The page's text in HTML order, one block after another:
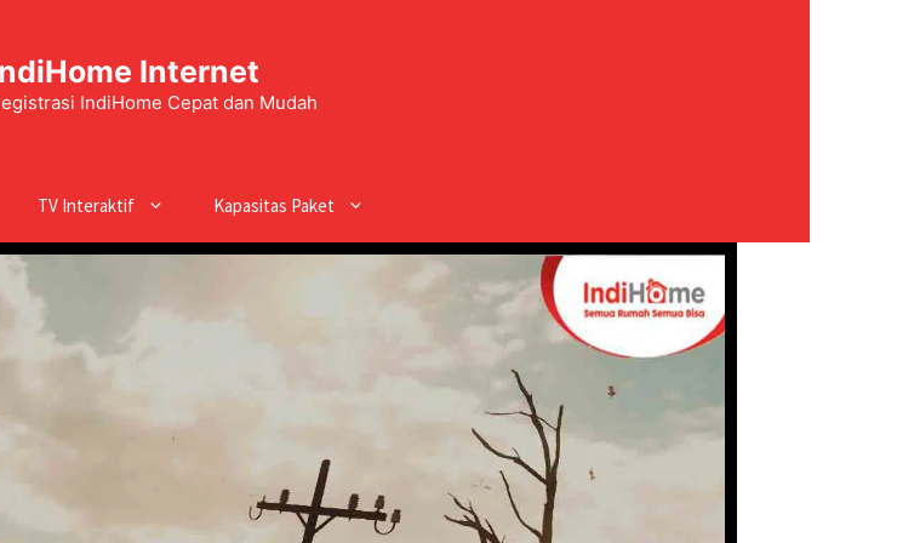
Internet
IndiHome Cepat dan Mudah
TV Interaktif Kapasitas Paket